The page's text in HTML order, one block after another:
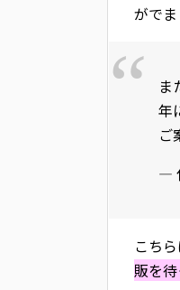
がでま
ま
年
ご
—
こち
販を